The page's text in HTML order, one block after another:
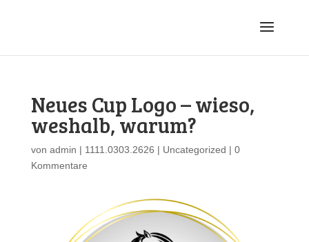
Neues Cup Logo – wieso,
weshalb, warum?
von admin | 1111.0303.2626 | Uncategorized | 0
Kommentare